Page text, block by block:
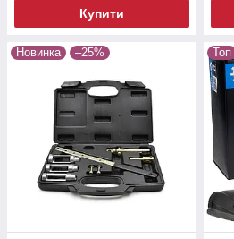
Купити
Новинка –25% Топ